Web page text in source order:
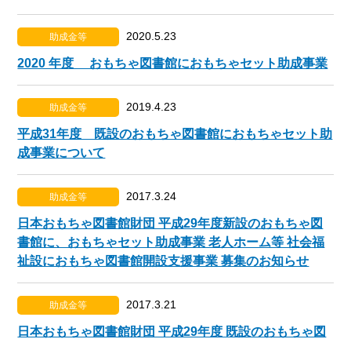
助成金等 2020.5.23
2020 年度 おもちゃ図書館におもちゃセット助成事業
助成金等 2019.4.23
平成31年度 既設のおもちゃ図書館におもちゃセット助
成事業について
助成金等 2017.3.24
日本おもちゃ図書館財団 平成29年度新設のおもちゃ図
書館に、おもちゃセット助成事業 老人ホーム等 社会福
祉設におもちゃ図書館開設支援事業 募集のお知らせ
助成金等 2017.3.21
日本おもちゃ図書館財団 平成29年度 既設のおもちゃ図